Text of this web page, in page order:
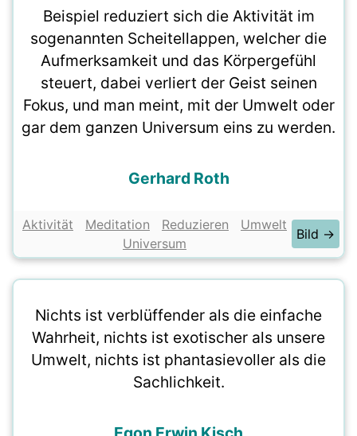
Beispiel reduziert sich die Aktivität im
sogenannten Scheitellappen, welcher die
Aufmerksamkeit und das Körpergefühl
steuert, dabei verliert der Geist seinen
Fokus, und man meint, mit der Umwelt oder
gar dem ganzen Universum eins zu werden.
Gerhard Roth
Aktivität Meditation Reduzieren
Umwelt
Universum
Bild →
Nichts ist verblüffender als die einfache
Wahrheit, nichts ist exotischer als unsere
Umwelt, nichts ist phantasievoller als die
Sachlichkeit.